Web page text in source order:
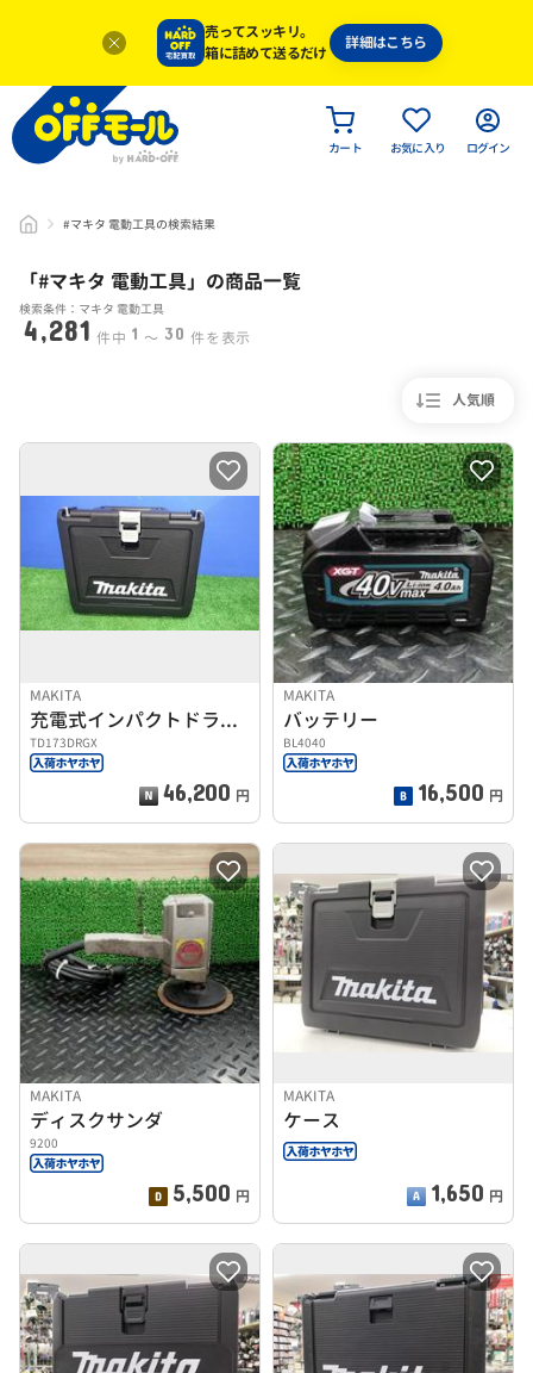
売ってスッキリ。
箱に詰めて送るだけ
詳細はこちら
カート お気に入り ログイン
#マキタ 電動工具の検索結果
「#マキタ 電動工具」 の商品一覧
検索条件：マキタ 電動工具
4,281 件中 1 〜 30 件を表示
人気順
MAKITA
充電式インパクトドライバー
TD173DRGX
46,200 円
MAKITA
バッテリー
BL4040
16,500 円
MAKITA
ディスクサンダ
9200
5,500 円
MAKITA
ケース
1,650 円